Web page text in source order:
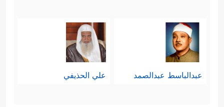
عبدالباسط عبدالصمد علي الحذيفي